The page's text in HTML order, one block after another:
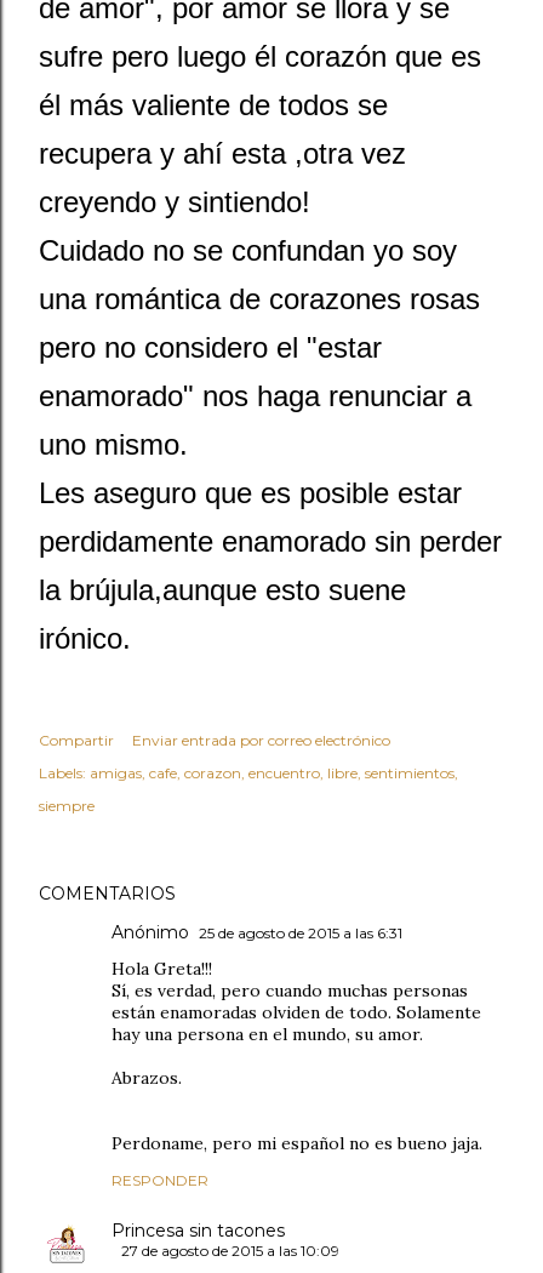
de amor", por amor se llora y se
sufre pero luego él corazón que es
él más valiente de todos se
recupera y ahí esta ,otra vez
creyendo y sintiendo!
Cuidado no se confundan yo soy
una romántica de corazones rosas
pero no considero el "estar
enamorado" nos haga renunciar a
uno mismo.
Les aseguro que es posible estar
perdidamente enamorado sin perder
la brújula,aunque esto suene
irónico.
Compartir
Enviar entrada por correo electrónico
Labels: amigas cafe corazon encuentro libre sentimientos
siempre
COMENTARIOS
Anónimo 25 de agosto de 2015 a las 6:31
Hola Greta!!!
Sí, es verdad, pero cuando muchas personas
están enamoradas olviden de todo. Solamente
hay una persona en el mundo, su amor.
Abrazos.
Perdoname, pero mi español no es bueno jaja.
RESPONDER
Princesa sin tacones
27 de agosto de 2015 a las 10:09